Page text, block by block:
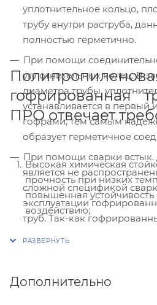
уплотнительное кольцо,
трубу внутри раструба,
полностью герметично.
При помощи
уплотнительных колец. В
диаметра трубы,
устанавливается в первый
гофрами, тем самым
образует герметичное
При помощи сварки
является не
сложной спецификой
эксплуатации
труб. Так-как
идеально гладкой, а при
гофрированная
ПРО отвечает
Высокая химическая
прочность при низких
повышенная
воздействию;
(уплотнительное кольцо)
Дополнительно